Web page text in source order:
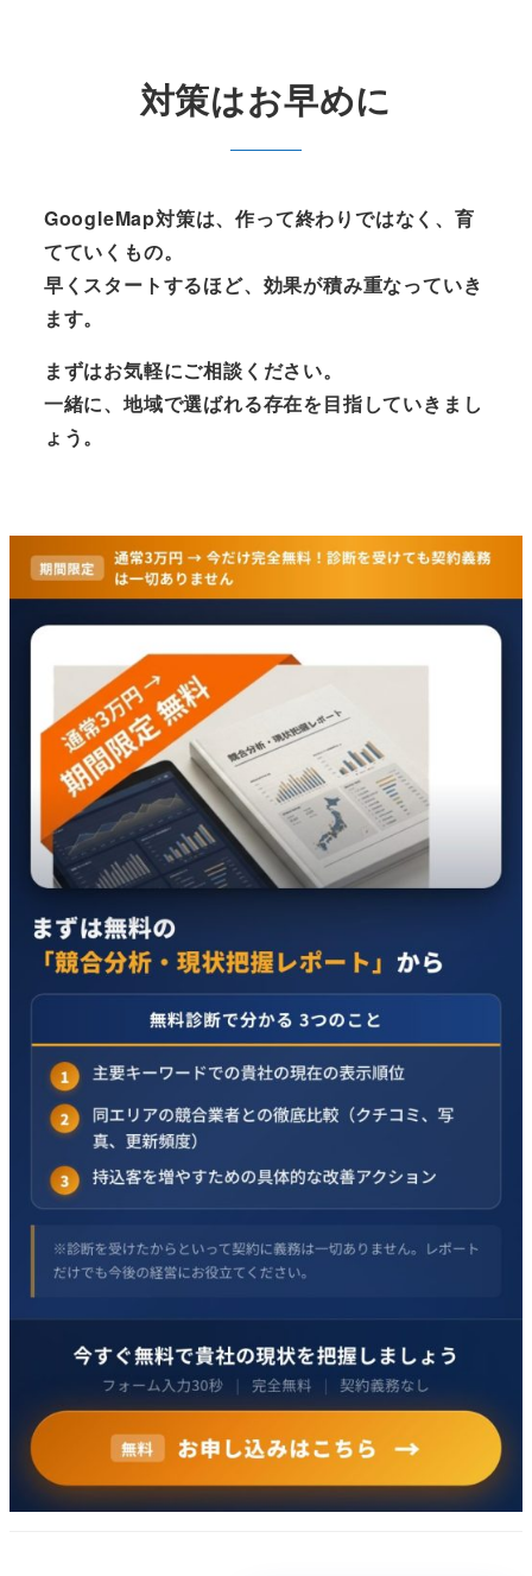
対策はお早めに
GoogleMap対策は、作って終わりではなく、育
てていくもの。
早くスタートするほど、効果が積み重なっていき
ます。
まずはお気軽にご相談ください。
一緒に、地域で選ばれる存在を目指していきまし
ょう。